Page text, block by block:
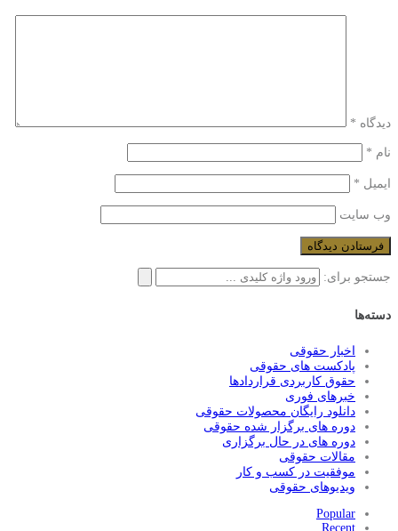
دیدگاه *
نام *
ایمیل *
وب‌ سایت
جستجو برای:
دسته‌ها
اخبار حقوقی
پادکست های حقوقی
حقوق کاربردی قراردادها
خبرهای فوری
دانلود رایگان محصولات حقوقی
دوره های برگزار شده حقوقی
دوره های در حال برگزاری
مقالات حقوقی
موفقیت در کسب و کار
ویدیوهای حقوقی
Popular
Recent